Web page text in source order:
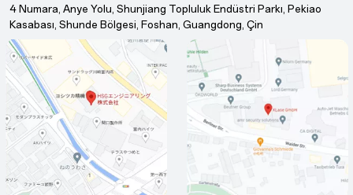
4 Numara, Anye Yolu, Shunjiang Topluluk Endüstri Parkı, Pekiao
Kasabası, Shunde Bölgesi, Foshan, Guangdong, Çin